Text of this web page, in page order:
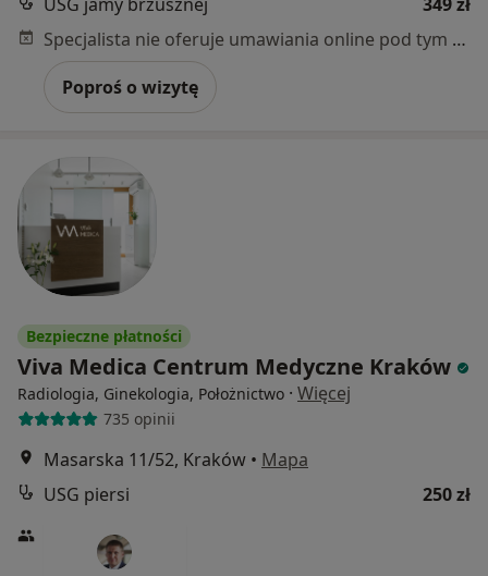
Specjalista nie oferuje umawiania online pod tym adresem.
Poproś o wizytę
Bezpieczne płatności
Viva Medica Centrum Medyczne Kraków
Radiologia, Ginekologia, Położnictwo · Więcej
735 opinii
Masarska 11/52, Kraków • Mapa
USG piersi
250 zł